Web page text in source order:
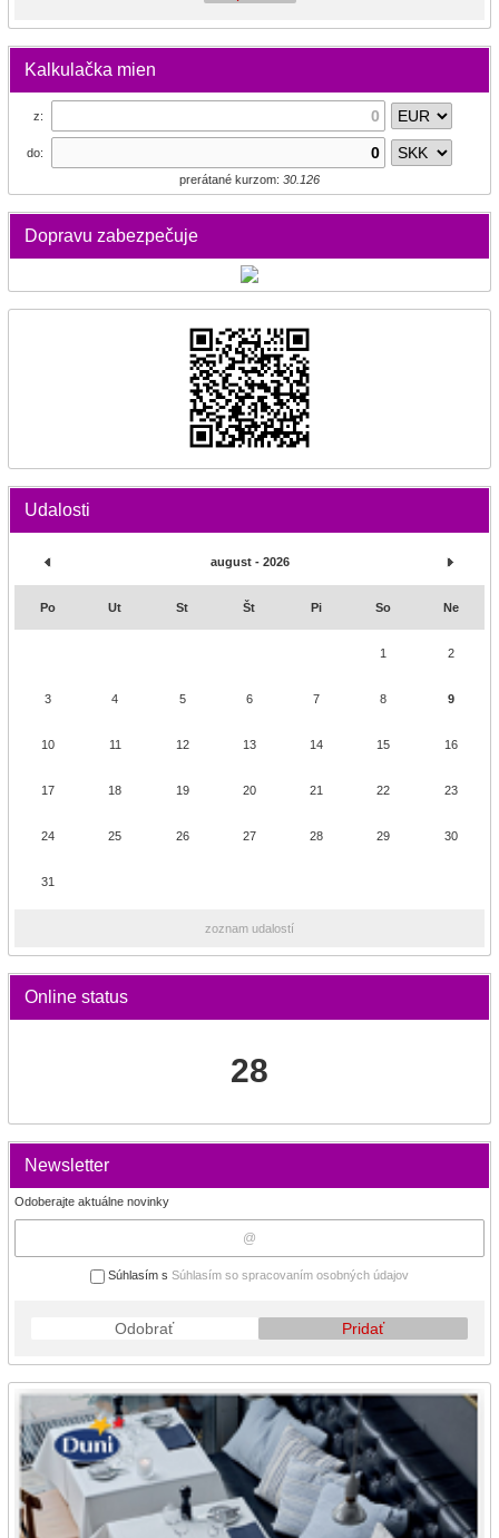
Kalkulačka mien
z:
do:
prerátané kurzom: 30.126
Dopravu zabezpečuje
Udalosti
august - 2026
Po Ut St Št Pi So Ne
1 2
3 4 5 6 7 8 9
10 11 12 13 14 15 16
17 18 19 20 21 22 23
24 25 26 27 28 29 30
31
zoznam udalostí
Online status
28
Newsletter
Odoberajte aktuálne novinky
Súhlasím s Súhlasím so spracovaním osobných údajov
Odobrať Pridať